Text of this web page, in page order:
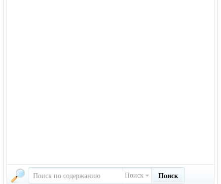
Поиск Поиск